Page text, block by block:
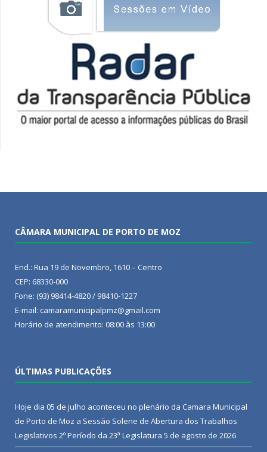
CÂMARA MUNICIPAL DE PORTO DE MOZ
End.: Rua 19 de Novembro, 1610 – Centro
CEP: 68330-000
Fone: (93) 98414-4820 / 98410-1227
E-mail: camaramunicipalpmz@gmail.com
Horário de atendimento: 08:00 às 13:00
ÚLTIMAS PUBLICAÇÕES
Hoje dia 05 de julho aconteceu no plenário da Camara Municipal
de Porto de Moz a Sessão Solene de Abertura dos Trabalhos
Legislativos 2º Período da 23ª Legislatura 5 de agosto de 2026